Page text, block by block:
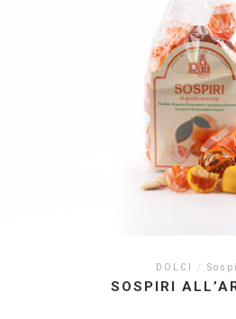
DOLCI /
SOSPIRI